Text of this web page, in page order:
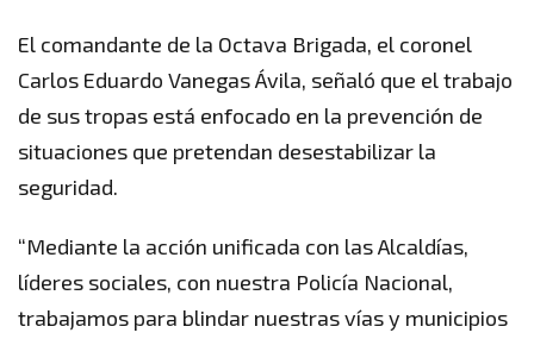
El comandante de la Octava Brigada, el coronel
Carlos Eduardo Vanegas Ávila, señaló que el trabajo
de sus tropas está enfocado en la prevención de
situaciones que pretendan desestabilizar la
seguridad.
“Mediante la acción unificada con las Alcaldías,
líderes sociales, con nuestra Policía Nacional,
trabajamos para blindar nuestras vías y municipios